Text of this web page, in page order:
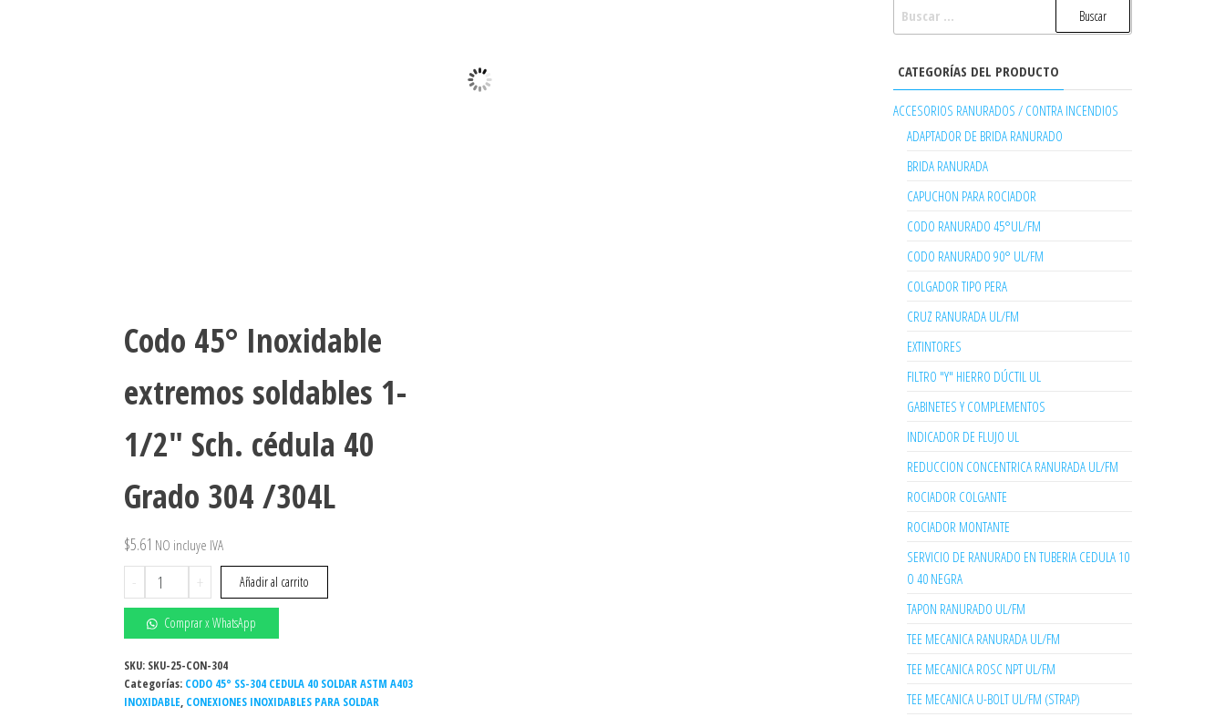
Codo 45° Inoxidable
extremos soldables 1-
1/2″ Sch. cédula 40
Grado 304 /304L
$5.61 NO incluye IVA
-
Codo
45°
Inoxidable
extremos
soldables
1-
1/2"
+ Añadir al carrito
Comprar x WhatsApp
SKU: SKU-25-CON-304
Categorías: CODO 45° SS-304 CEDULA 40 SOLDAR ASTM A403
INOXIDABLE, CONEXIONES INOXIDABLES PARA SOLDAR
CATEGORÍAS DEL PRODUCTO
ACCESORIOS RANURADOS / CONTRA INCENDIOS
ADAPTADOR DE BRIDA RANURADO
BRIDA RANURADA
CAPUCHON PARA ROCIADOR
CODO RANURADO 45°UL/FM
CODO RANURADO 90° UL/FM
COLGADOR TIPO PERA
CRUZ RANURADA UL/FM
EXTINTORES
FILTRO "Y" HIERRO DÚCTIL UL
GABINETES Y COMPLEMENTOS
INDICADOR DE FLUJO UL
REDUCCION CONCENTRICA RANURADA UL/FM
ROCIADOR COLGANTE
ROCIADOR MONTANTE
SERVICIO DE RANURADO EN TUBERIA CEDULA 10
O 40 NEGRA
TAPON RANURADO UL/FM
TEE MECANICA RANURADA UL/FM
TEE MECANICA ROSC NPT UL/FM
TEE MECANICA U-BOLT UL/FM (STRAP)